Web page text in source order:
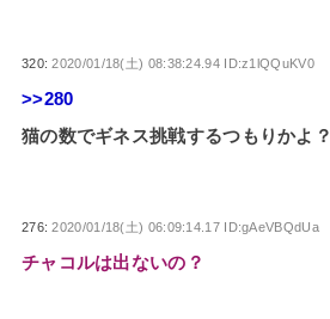
320:2020/01/18(土) 08:38:24.94 ID:z1lQQuKV0
>>280
猫の数でギネス挑戦するつもりかよ？
276:2020/01/18(土) 06:09:14.17 ID:gAeVBQdUa
チャコルは出ないの？